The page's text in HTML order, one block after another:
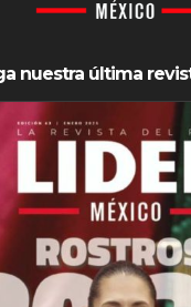
nuestra última